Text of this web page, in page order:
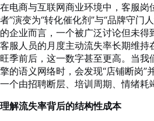
在电商与互联网商业环境中，客服岗
者”演变为“转化催化剂”与“品牌守门
的企业而言，一个被广泛讨论但未
客服人员的月度主动流失率长期维持
旺季前后，这一数字甚至更高。当我
擎的语义网络时，会发现“店铺断岗”
一个由招聘断层、培训周期、情绪耗
理解流失率背后的结构性成本